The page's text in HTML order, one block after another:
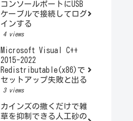
コンソールポートにUSB
ケーブルで接続してログ
インする
4 views
Microsoft Visual C++
2015-2022
Redistributable(x86)で
セットアップ失敗と出る
3 views
カインズの撒くだけで雑
草を抑制できる人工砂の